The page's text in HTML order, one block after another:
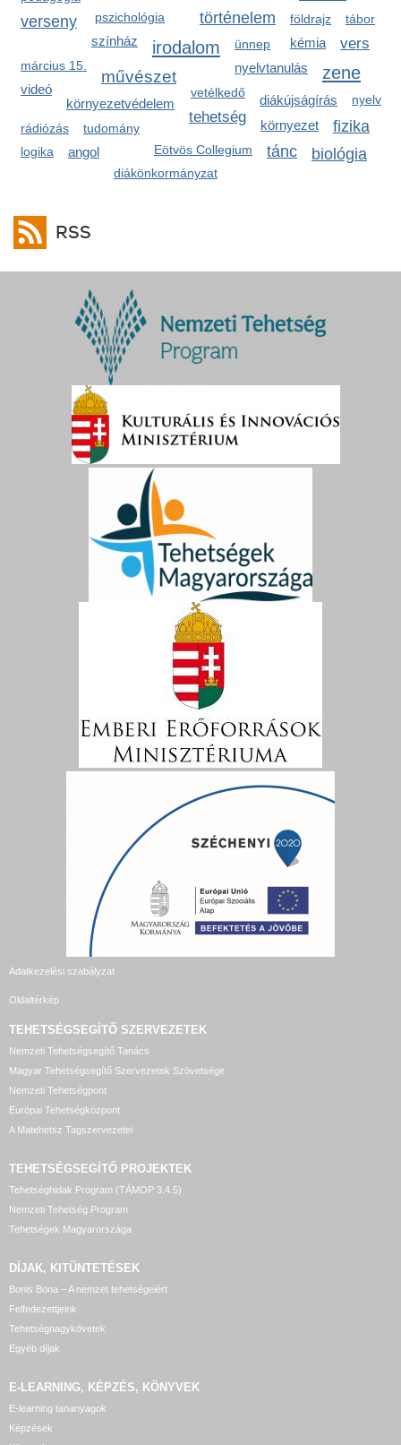
történelem
pszichológia földrajz
verseny
színház
tábor
kémia
irodalom
március 15.
vers
nyelvtanulás
művészet zene
videó vetélkedő
ünnep
diákújságírás
környezetvédelem
tehetség környezet fizika
rádiózás tudomány
nyelv
Eötvös Collegium tánc
logika angol biológia
diákönkormányzat
RSS
Adatkezelési szabályzat
Oldaltérkép
TEHETSÉGSEGÍTŐ SZERVEZETEK
Nemzeti Tehetségsegítő Tanács
Magyar Tehetségsegítő Szervezetek Szövetsége
Nemzeti Tehetségpont
Európai Tehetségközpont
A Matehetsz Tagszervezetei
TEHETSÉGSEGÍTŐ PROJEKTEK
Tehetséghidak Program (TÁMOP 3.4.5)
Nemzeti Tehetség Program
Tehetségek Magyarországa
DÍJAK, KITÜNTETÉSEK
Bonis Bona – A nemzet tehetségeiért
Felfedezettjeink
Tehetségnagykövetek
Egyéb díjak
E-LEARNING, KÉPZÉS, KÖNYVEK
E-learning tananyagok
Képzések